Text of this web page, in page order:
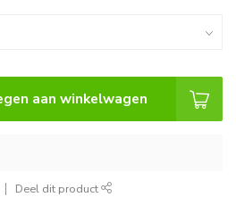
aan winkelwagen
Deel dit product